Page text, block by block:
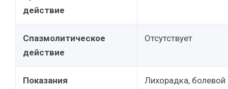
действие
Спазмолитическое
действие
Отсутствует
Показания
Лихорадка,